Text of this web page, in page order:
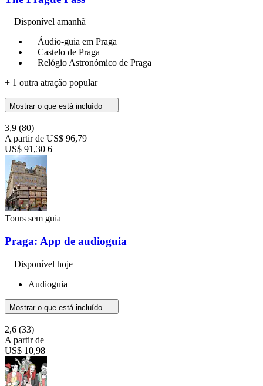
Disponível amanhã
Áudio-guia em Praga
Castelo de Praga
Relógio Astronómico de Praga
+ 1 outra atração popular
Mostrar o que está incluído
3,9 (80)
A partir de US$ 96,79
US$ 91,30 6
Tours sem guia
Praga: App de audioguia
Disponível hoje
Audioguia
Mostrar o que está incluído
2,6 (33)
A partir de
US$ 10,98